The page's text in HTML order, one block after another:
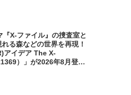
『X-ファイル』の捜査室と
る森などの世界を再現！
アイデア The X-
）」が2026年8月登場